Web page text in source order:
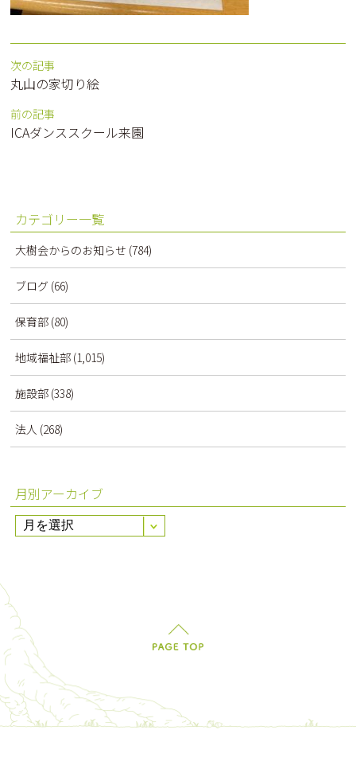
次の記事
丸山の家切り絵
前の記事
ICAダンススクール来園
カテゴリー一覧
大樹会からのお知らせ (784)
ブログ (66)
保育部 (80)
地域福祉部 (1,015)
施設部 (338)
法人 (268)
月別アーカイブ